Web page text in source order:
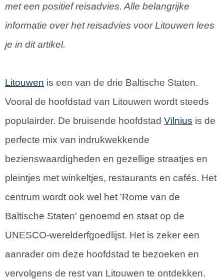
met een positief reisadvies. Alle belangrijke
informatie over het reisadvies voor Litouwen lees
je in dit artikel.
Litouwen is een van de drie Baltische Staten.
Vooral de hoofdstad van Litouwen wordt steeds
populairder. De bruisende hoofdstad Vilnius is de
perfecte mix van indrukwekkende
bezienswaardigheden en gezellige straatjes en
pleintjes met winkeltjes, restaurants en cafés. Het
centrum wordt ook wel het 'Rome van de
Baltische Staten' genoemd en staat op de
UNESCO-werelderfgoedlijst. Het is zeker een
aanrader om deze hoofdstad te bezoeken en
vervolgens de rest van Litouwen te ontdekken.